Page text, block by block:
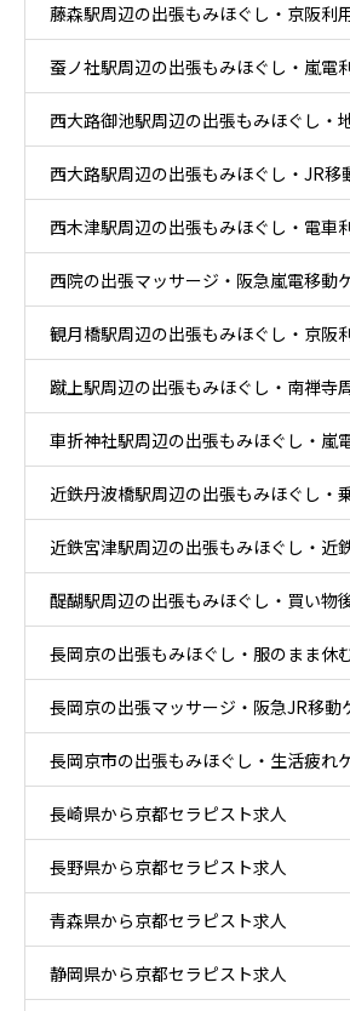
藤森駅周辺の出張もみほぐし・京阪利
ア
蚕ノ社駅周辺の出張もみほぐし・嵐電
ケア
西大路御池駅周辺の出張もみほぐし・
帰りケア
西大路駅周辺の出張もみほぐし・JR移
ア
西木津駅周辺の出張もみほぐし・電車
西院の出張マッサージ・阪急嵐電移動
観月橋駅周辺の出張もみほぐし・京阪
ア
蹴上駅周辺の出張もみほぐし・南禅寺
車折神社駅周辺の出張もみほぐし・嵐
ア
近鉄丹波橋駅周辺の出張もみほぐし・
りケア
近鉄宮津駅周辺の出張もみほぐし・近
ア
醍醐駅周辺の出張もみほぐし・買い物
長岡京の出張もみほぐし・服のまま休
長岡京の出張マッサージ・阪急JR移動
長岡京市の出張もみほぐし・生活疲れ
長崎県から京都セラピスト求人
長野県から京都セラピスト求人
青森県から京都セラピスト求人
静岡県から京都セラピスト求人